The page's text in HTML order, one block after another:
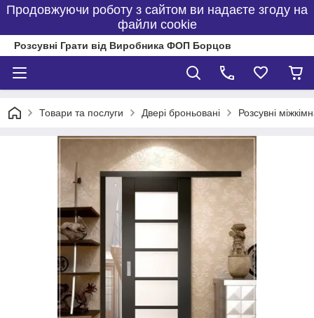
Продовжуючи роботу з сайтом ви надаєте згоду на
файли cookie
Розсувні Грати від Виробника ФОП Борцов
Товари та послуги Двері броньовані Розсувні